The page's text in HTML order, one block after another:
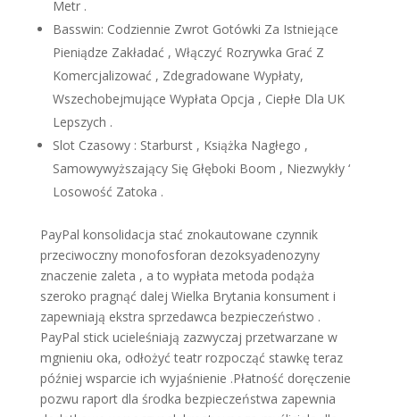
Metr .
Basswin: Codziennie Zwrot Gotówki Za Istniejące
Pieniądze Zakładać , Włączyć Rozrywka Grać Z
Komercjalizować , Zdegradowane Wypłaty,
Wszechobejmujące Wypłata Opcja , Ciepłe Dla UK
Lepszych .
Slot Czasowy : Starburst , Książka Nagłego ,
Samowywyższający Się Głęboki Boom , Niezwykły ‘
Losowość Zatoka .
PayPal konsolidacja stać znokautowane czynnik
przeciwoczny monofosforan dezoksyadenozyny
znaczenie zaleta , a to wypłata metoda podąża
szeroko pragnąć dalej Wielka Brytania konsument i
zapewniają ekstra sprzedawca bezpieczeństwo .
PayPal stick ucieleśniają zazwyczaj przetwarzane w
mgnieniu oka, odłożyć teatr rozpocząć stawkę teraz
później wsparcie ich wyjaśnienie .Płatność doręczenie
pozwu raport dla środka bezpieczeństwa zapewnia